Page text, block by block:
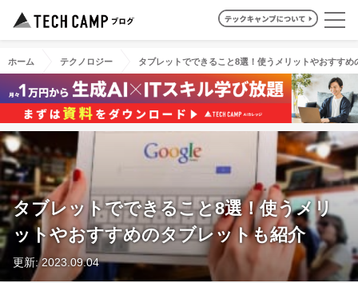
ホーム テクノロジー タブレットでできること8選！使うメリットやおすすめ
タブレットでできること8選！使うメリ
ットやおすすめのタブレットも紹介
更新: 2023.09.04